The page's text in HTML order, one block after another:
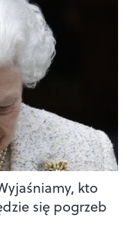
kto
się pogrzeb